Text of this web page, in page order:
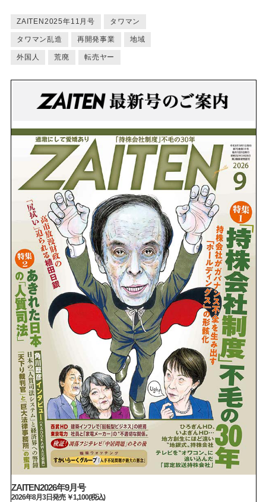
ZAITEN2025年11月号 タワマン
タワマン乱造 再開発事業 地域
外国人 荒廃 転売ヤー
ZAITEN2026年9月号
2026年8月3日発売 ￥1,100(税込)